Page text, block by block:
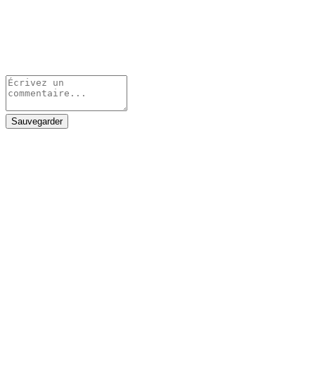
Sauvegarder